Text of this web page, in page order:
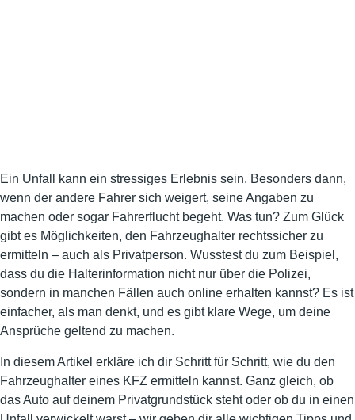
Ein Unfall kann ein stressiges Erlebnis sein. Besonders dann,
wenn der andere Fahrer sich weigert, seine Angaben zu
machen oder sogar Fahrerflucht begeht. Was tun? Zum Glück
gibt es Möglichkeiten, den Fahrzeughalter rechtssicher zu
ermitteln – auch als Privatperson. Wusstest du zum Beispiel,
dass du die Halterinformation nicht nur über die Polizei,
sondern in manchen Fällen auch online erhalten kannst? Es ist
einfacher, als man denkt, und es gibt klare Wege, um deine
Ansprüche geltend zu machen.
In diesem Artikel erkläre ich dir Schritt für Schritt, wie du den
Fahrzeughalter eines KFZ ermitteln kannst. Ganz gleich, ob
das Auto auf deinem Privatgrundstück steht oder ob du in einen